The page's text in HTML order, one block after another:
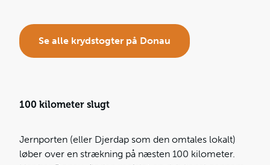
Se alle krydstogter på Donau
100 kilometer slugt
Jernporten (eller Djerdap som den omtales lokalt)
løber over en strækning på næsten 100 kilometer.